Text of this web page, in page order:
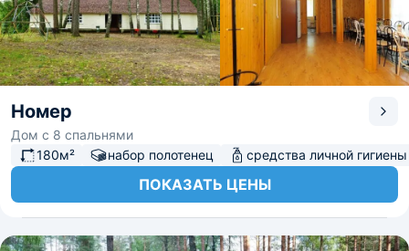
Номер
Дом с 8 спальнями
180м²
набор полотенец средства личной гигиены
ПОКАЗАТЬ ЦЕНЫ